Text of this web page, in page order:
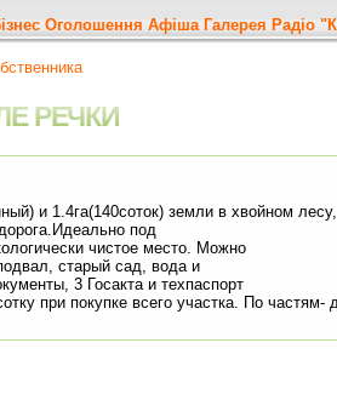
Оголошення Афіша Галерея Радіо
РЕЧКИ
и 1.4га(140соток) земли в хвойном лесу,
под
чистое место. Можно
старый сад, вода и
3 Госакта и техпаспорт
при покупке всего участка. По частям-